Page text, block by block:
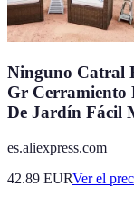
Ninguno Catral
Gr Cerramiento
De Jardín Fácil
es.aliexpress.com
42.89 EURVer el